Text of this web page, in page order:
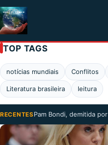
TOP TAGS
notícias mundiais Conflitos
Literatura brasileira leitura
RECENTESPam Bondi, demitida